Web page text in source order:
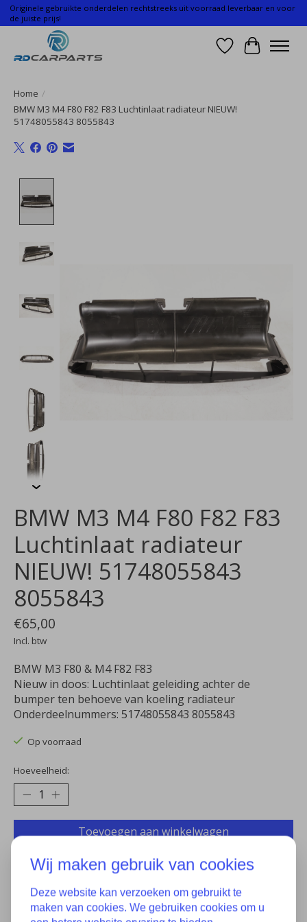
Originele gebruikte onderdelen rechtstreeks uit voorraad leverbaar en voor
de juiste prijs!
Verlanglijst
Home /
BMW M3 M4 F80 F82 F83 Luchtinlaat radiateur NIEUW!
51748055843 8055843
BMW M3 M4 F80 F82 F83
Luchtinlaat radiateur
NIEUW! 51748055843
8055843
€65,00
Incl. btw
BMW M3 F80 & M4 F82 F83
Nieuw in doos: Luchtinlaat geleiding achter de
bumper ten behoeve van koeling radiateur
Onderdeelnummers: 51748055843 8055843
Op voorraad
Hoeveelheid:
Toevoegen aan winkelwagen
Aan verlanglijst toevoegen
Plaats bestelling
Toevoegen om te vergelijken
Wij maken gebruik van cookies
Deze website kan verzoeken om gebruikt te
maken van cookies. We gebruiken cookies om u